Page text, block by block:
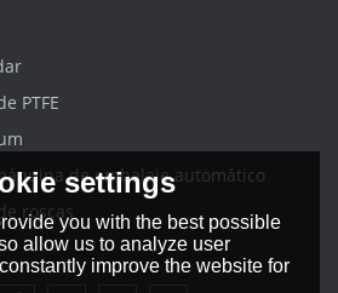
PTFE
de embalaje automático
roscas
settings
you with the best possible
allow us to analyze user
improve the website for